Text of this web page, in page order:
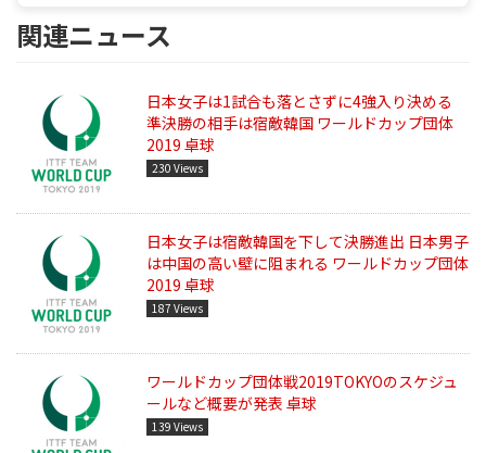
関連ニュース
日本女子は1試合も落とさずに4強入り決める
準決勝の相手は宿敵韓国 ワールドカップ団体
2019 卓球
230 Views
日本女子は宿敵韓国を下して決勝進出 日本男子
は中国の高い壁に阻まれる ワールドカップ団体
2019 卓球
187 Views
ワールドカップ団体戦2019TOKYOのスケジュ
ールなど概要が発表 卓球
139 Views